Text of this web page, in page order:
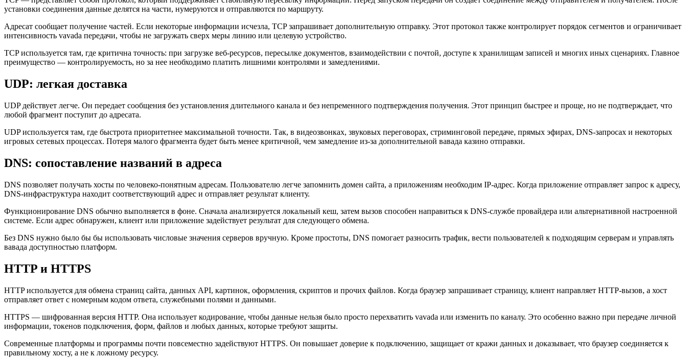
установки соединения данные делятся на части, нумеруются и отправляются по маршруту.
Адресат сообщает получение частей. Если некоторые информации исчезла, TCP запрашивает дополнительную отправку. Этот протокол также контролирует порядок сегментов и ограничивает
интенсивность vavada передачи, чтобы не загружать сверх меры линию или целевую устройство.
TCP используется там, где критична точность: при загрузке веб-ресурсов, пересылке документов, взаимодействии с почтой, доступе к хранилищам записей и многих иных сценариях. Главное
преимущество — контролируемость, но за нее необходимо платить лишними контролями и замедлениями.
UDP: легкая доставка
UDP действует легче. Он передает сообщения без установления длительного канала и без непременного подтверждения получения. Этот принцип быстрее и проще, но не подтверждает, что
любой фрагмент поступит до адресата.
UDP используется там, где быстрота приоритетнее максимальной точности. Так, в видеозвонках, звуковых переговорах, стриминговой передаче, прямых эфирах, DNS-запросах и некоторых
игровых сетевых процессах. Потеря малого фрагмента будет быть менее критичной, чем замедление из-за дополнительной вавада казино отправки.
DNS: сопоставление названий в адреса
DNS позволяет получать хосты по человеко-понятным адресам. Пользователю легче запомнить домен сайта, а приложениям необходим IP-адрес. Когда приложение отправляет запрос к адресу,
DNS-инфраструктура находит соответствующий адрес и отправляет результат клиенту.
Функционирование DNS обычно выполняется в фоне. Сначала анализируется локальный кеш, затем вызов способен направиться к DNS-службе провайдера или альтернативной настроенной
системе. Если адрес обнаружен, клиент или приложение задействует результат для следующего обмена.
Без DNS нужно было бы бы использовать числовые значения серверов вручную. Кроме простоты, DNS помогает разносить трафик, вести пользователей к подходящим серверам и управлять
вавада доступностью платформ.
HTTP и HTTPS
HTTP используется для обмена страниц сайта, данных API, картинок, оформления, скриптов и прочих файлов. Когда браузер запрашивает страницу, клиент направляет HTTP-вызов, а хост
отправляет ответ с номерным кодом ответа, служебными полями и данными.
HTTPS — шифрованная версия HTTP. Она использует кодирование, чтобы данные нельзя было просто перехватить vavada или изменить по каналу. Это особенно важно при передаче личной
информации, токенов подключения, форм, файлов и любых данных, которые требуют защиты.
Современные платформы и программы почти повсеместно задействуют HTTPS. Он повышает доверие к подключению, защищает от кражи данных и доказывает, что браузер соединяется к
правильному хосту, а не к ложному ресурсу.